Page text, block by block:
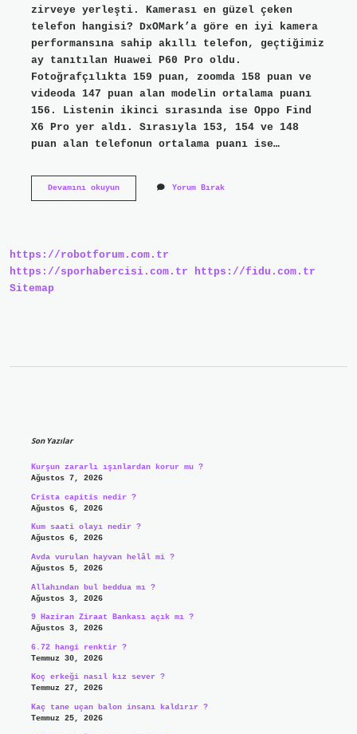
zirveye yerleşti. Kamerası en güzel çeken
telefon hangisi? DxOMark’a göre en iyi kamera
performansına sahip akıllı telefon, geçtiğimiz
ay tanıtılan Huawei P60 Pro oldu.
Fotoğrafçılıkta 159 puan, zoomda 158 puan ve
videoda 147 puan alan modelin ortalama puanı
156. Listenin ikinci sırasında ise Oppo Find
X6 Pro yer aldı. Sırasıyla 153, 154 ve 148
puan alan telefonun ortalama puanı ise…
Devamını okuyunXiaomi
Yorum Bırak
https://robotforum.com.tr
https://sporhabercisi.com.tr
https://fidu.com.tr
Sitemap
Son Yazılar
Kurşun zararlı ışınlardan korur mu ?
Ağustos 7, 2026
Crista capitis nedir ?
Ağustos 6, 2026
Kum saati olayı nedir ?
Ağustos 6, 2026
Avda vurulan hayvan helâl mi ?
Ağustos 5, 2026
Allahından bul beddua mı ?
Ağustos 3, 2026
9 Haziran Ziraat Bankası açık mı ?
Ağustos 3, 2026
6.72 hangi renktir ?
Temmuz 30, 2026
Koç erkeği nasıl kız sever ?
Temmuz 27, 2026
Kaç tane uçan balon insanı kaldırır ?
Temmuz 25, 2026